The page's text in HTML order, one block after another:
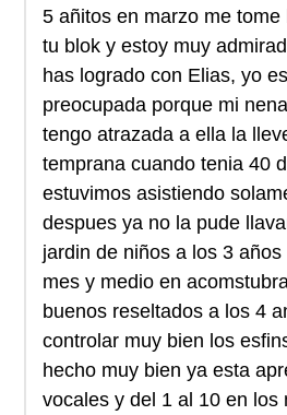
5 añitos en marzo me
tu blok y estoy muy
has logrado con Elias, yo
preocupada porque mi
tengo atrazada a ella la
temprana cuando tenia 40
estuvimos asistiendo
despues ya no la pude
jardin de niños a los 3
mes y medio en
buenos reseltados a los 4
controlar muy bien los
hecho muy bien ya esta
vocales y del 1 al 10 en los